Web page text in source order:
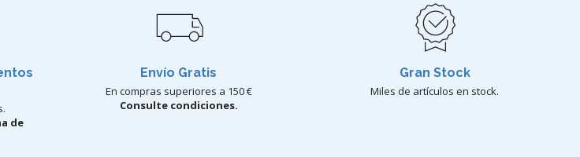
de
Envío Gratis
En compras superiores a 150 €
Consulte condiciones.
Gran Stock
Miles de artículos en stock.